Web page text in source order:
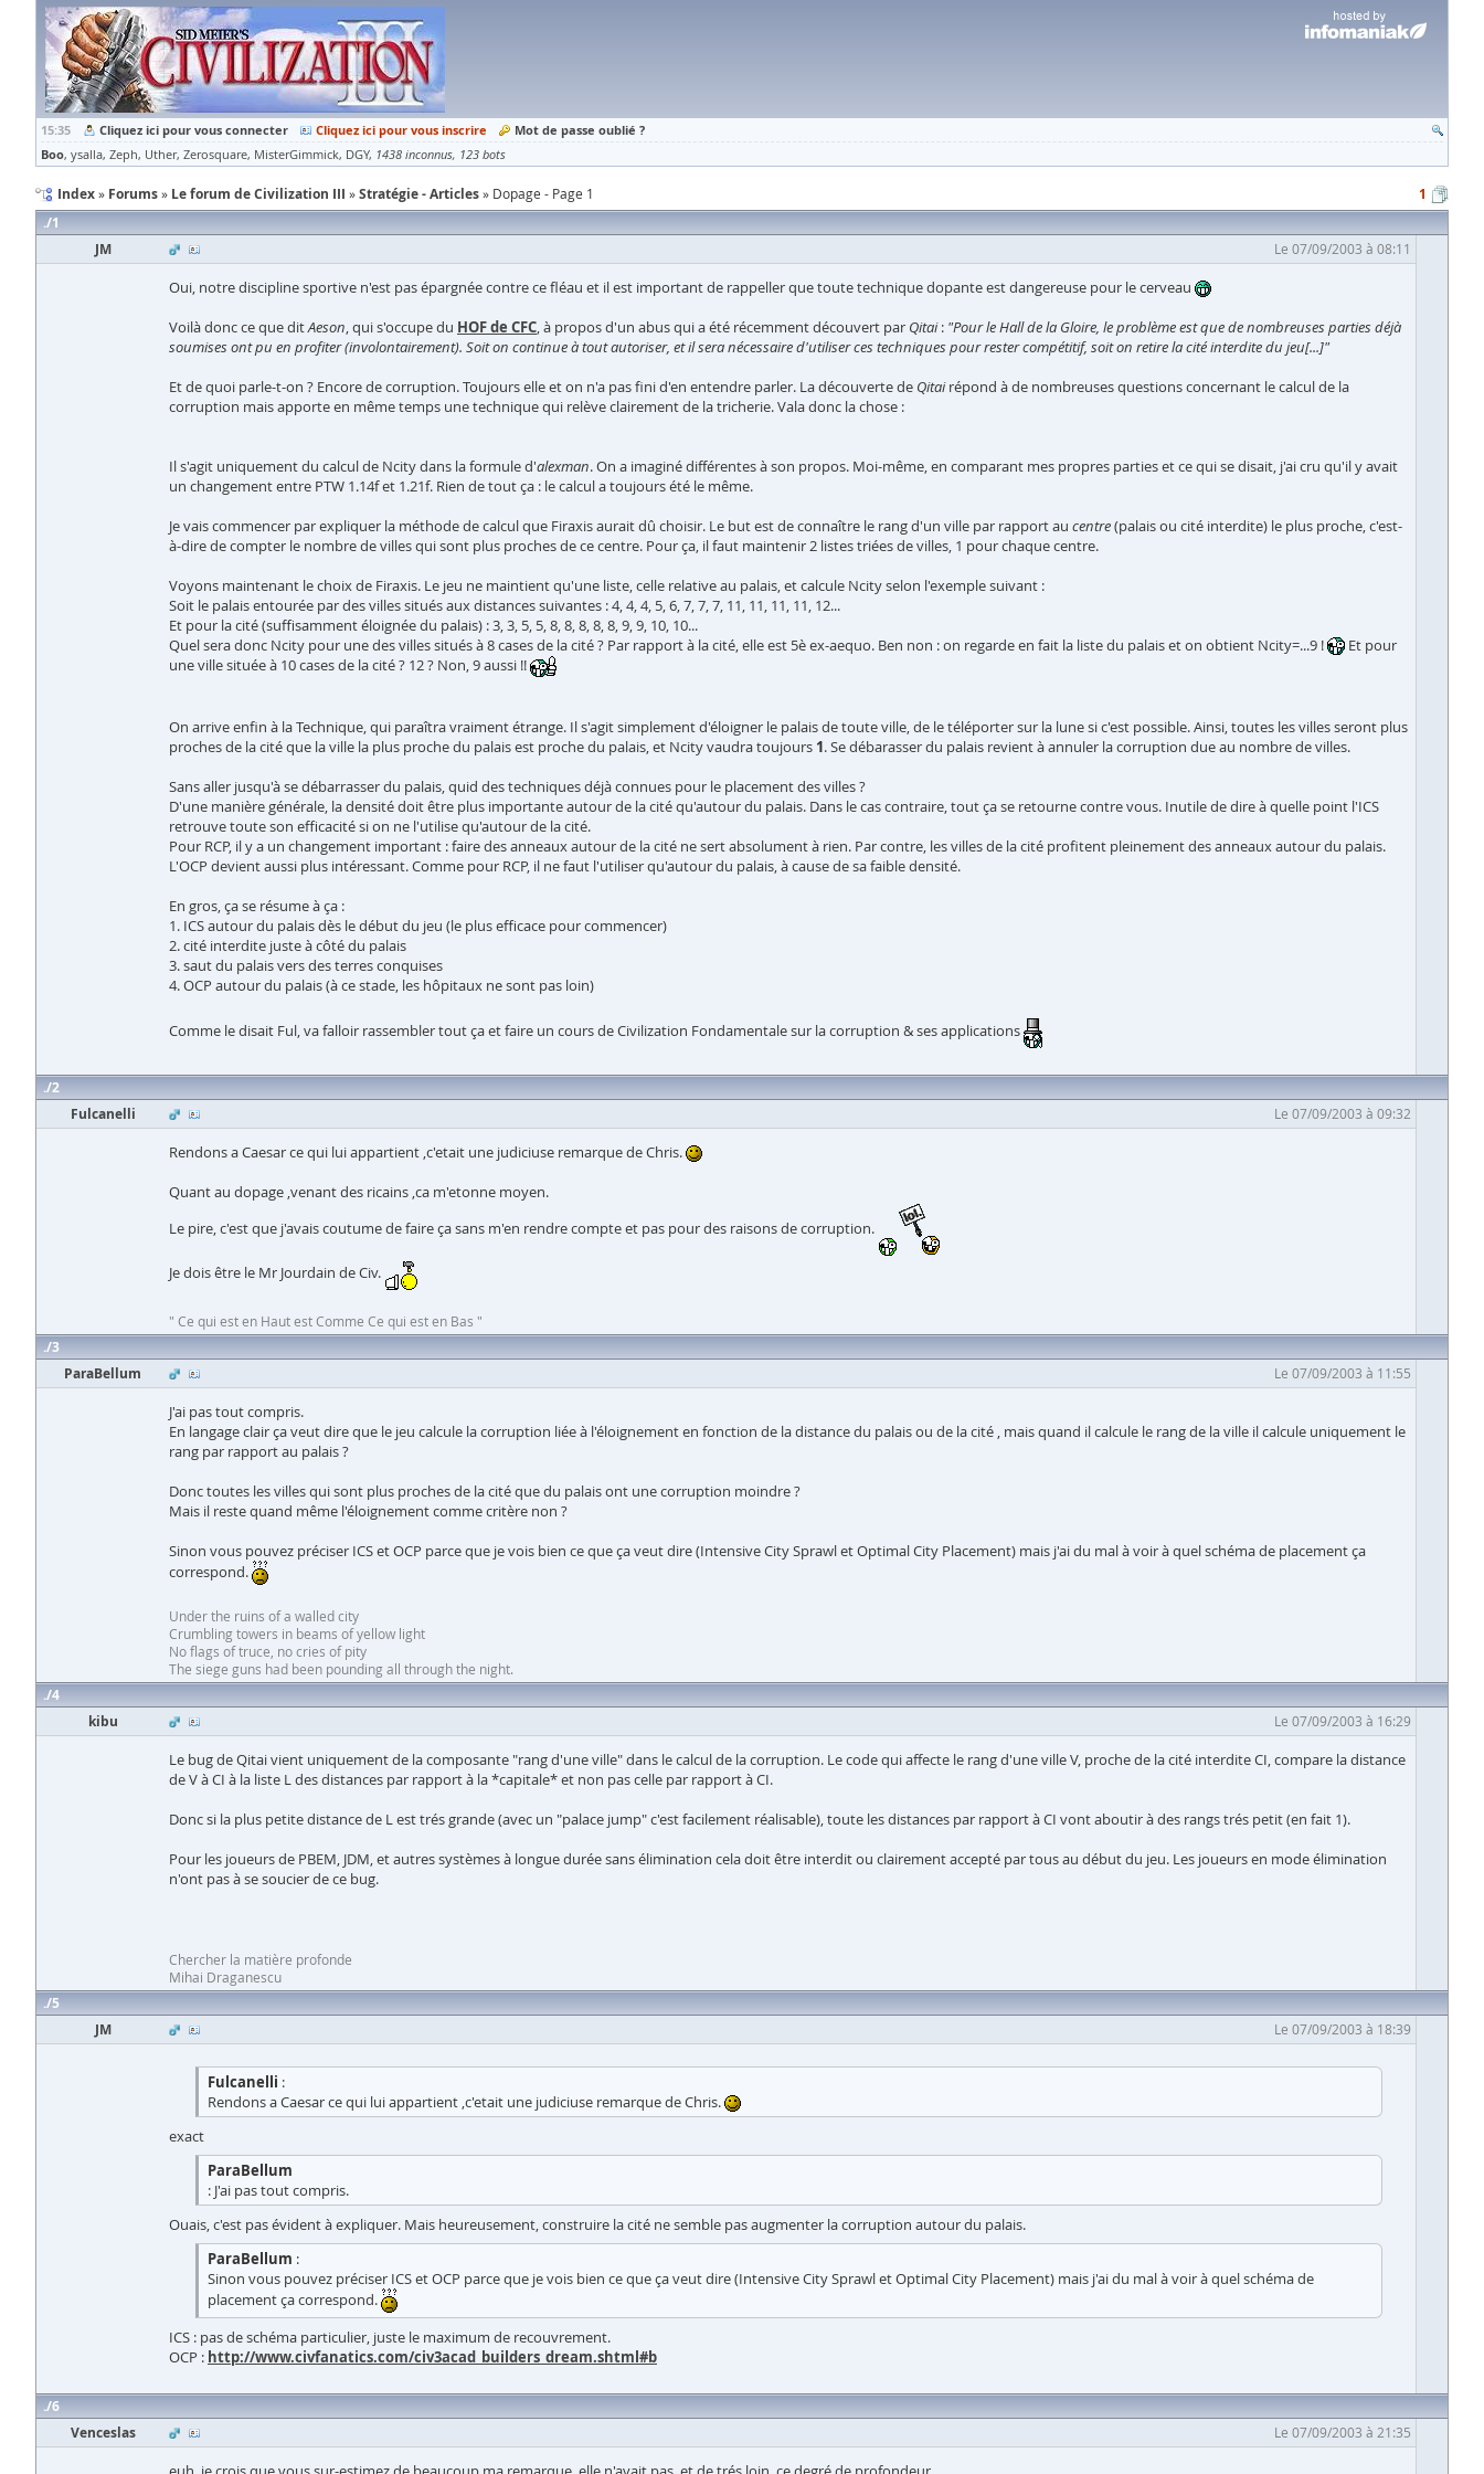
15:35 Cliquez ici pour vous connecter Cliquez ici pour vous inscrire
Mot de passe oublié ?
Boo ysalla Zeph Uther Zerosquare MisterGimmick DGY 1438 inconnus 123 bots
Index Forums Le forum de Civilization III Stratégie - Articles Dopage - Page 1
1
1
JM
Le 07/09/2003 à 08:11
Oui, notre discipline sportive n'est pas épargnée contre ce fléau et il est important de rappeller que toute technique dopante est dangereuse pour le cerveau
Voilà donc ce que ditAeson, qui s'occupe du HOF de CFC, à propos d'un abus qui a été récemment découvert par Qitai: "Pour le Hall de la Gloire, le problème est que de nombreuses parties déjà
soumises ont pu en profiter (involontairement). Soit on continue à tout autoriser, et il sera nécessaire d'utiliser ces techniques pour rester compétitif, soit on retire la cité interdite du jeu[...]"
Et de quoi parle-t-on ? Encore de corruption. Toujours elle et on n'a pas fini d'en entendre parler. La découverte de Qitairépond à de nombreuses questions concernant le calcul de la
corruption mais apporte en même temps une technique qui relève clairement de la tricherie. Vala donc la chose :
Il s'agit uniquement du calcul de Ncity dans la formule d'alexman. On a imaginé différentes à son propos. Moi-même, en comparant mes propres parties et ce qui se disait, j'ai cru qu'il y avait
un changement entre PTW 1.14f et 1.21f. Rien de tout ça : le calcul a toujours été le même.
Je vais commencer par expliquer la méthode de calcul que Firaxis aurait dû choisir. Le but est de connaître le rang d'un ville par rapport au centre(palais ou cité interdite) le plus proche, c'est-
à-dire de compter le nombre de villes qui sont plus proches de ce centre. Pour ça, il faut maintenir 2 listes triées de villes, 1 pour chaque centre.
Voyons maintenant le choix de Firaxis. Le jeu ne maintient qu'une liste, celle relative au palais, et calcule Ncity selon l'exemple suivant :
Soit le palais entourée par des villes situés aux distances suivantes : 4, 4, 4, 5, 6, 7, 7, 7, 11, 11, 11, 11, 12...
Et pour la cité (suffisamment éloignée du palais) : 3, 3, 5, 5, 8, 8, 8, 8, 8, 9, 9, 10, 10...
Quel sera donc Ncity pour une des villes situés à 8 cases de la cité ? Par rapport à la cité, elle est 5è ex-aequo. Ben non : on regarde en fait la liste du palais et on obtient Ncity=...9 !
Et pour
une ville située à 10 cases de la cité ? 12 ? Non, 9 aussi !!
On arrive enfin à la Technique, qui paraîtra vraiment étrange. Il s'agit simplement d'éloigner le palais de toute ville, de le téléporter sur la lune si c'est possible. Ainsi, toutes les villes seront plus
proches de la cité que la ville la plus proche du palais est proche du palais, et Ncity vaudra toujours 1. Se débarasser du palais revient à annuler la corruption due au nombre de villes.
Sans aller jusqu'à se débarrasser du palais, quid des techniques déjà connues pour le placement des villes ?
D'une manière générale, la densité doit être plus importante autour de la cité qu'autour du palais. Dans le cas contraire, tout ça se retourne contre vous. Inutile de dire à quelle point l'ICS
retrouve toute son efficacité si on ne l'utilise qu'autour de la cité.
Pour RCP, il y a un changement important : faire des anneaux autour de la cité ne sert absolument à rien. Par contre, les villes de la cité profitent pleinement des anneaux autour du palais.
L'OCP devient aussi plus intéressant. Comme pour RCP, il ne faut l'utiliser qu'autour du palais, à cause de sa faible densité.
En gros, ça se résume à ça :
1. ICS autour du palais dès le début du jeu (le plus efficace pour commencer)
2. cité interdite juste à côté du palais
3. saut du palais vers des terres conquises
4. OCP autour du palais (à ce stade, les hôpitaux ne sont pas loin)
Comme le disait Ful, va falloir rassembler tout ça et faire un cours de Civilization Fondamentale sur la corruption & ses applications
2
Fulcanelli
Le 07/09/2003 à 09:32
Rendons a Caesar ce qui lui appartient ,c'etait une judiciuse remarque de Chris.
Quant au dopage ,venant des ricains ,ca m'etonne moyen.
Le pire, c'est que j'avais coutume de faire ça sans m'en rendre compte et pas pour des raisons de corruption.
Je dois être le Mr Jourdain de Civ.
" Ce qui est en Haut est Comme Ce qui est en Bas "
3
ParaBellum
Le 07/09/2003 à 11:55
J'ai pas tout compris.
En langage clair ça veut dire que le jeu calcule la corruption liée à l'éloignement en fonction de la distance du palais ou de la cité , mais quand il calcule le rang de la ville il calcule uniquement le
rang par rapport au palais ?
Donc toutes les villes qui sont plus proches de la cité que du palais ont une corruption moindre ?
Mais il reste quand même l'éloignement comme critère non ?
Sinon vous pouvez préciser ICS et OCP parce que je vois bien ce que ça veut dire (Intensive City Sprawl et Optimal City Placement) mais j'ai du mal à voir à quel schéma de placement ça
correspond.
Under the ruins of a walled city
Crumbling towers in beams of yellow light
No flags of truce, no cries of pity
The siege guns had been pounding all through the night.
4
kibu
Le 07/09/2003 à 16:29
Le bug de Qitai vient uniquement de la composante "rang d'une ville" dans le calcul de la corruption. Le code qui affecte le rang d'une ville V, proche de la cité interdite CI, compare la distance
de V à CI à la liste L des distances par rapport à la *capitale* et non pas celle par rapport à CI.
Donc si la plus petite distance de L est trés grande (avec un "palace jump" c'est facilement réalisable), toute les distances par rapport à CI vont aboutir à des rangs trés petit (en fait 1).
Pour les joueurs de PBEM, JDM, et autres systèmes à longue durée sans élimination cela doit être interdit ou clairement accepté par tous au début du jeu. Les joueurs en mode élimination
n'ont pas à se soucier de ce bug.
Chercher la matière profonde
Mihai Draganescu
5
JM
Le 07/09/2003 à 18:39
Fulcanelli :
Rendons a Caesar ce qui lui appartient ,c'etait une judiciuse remarque de Chris.
exact
ParaBellum
: J'ai pas tout compris.
Ouais, c'est pas évident à expliquer. Mais heureusement, construire la cité ne semble pas augmenter la corruption autour du palais.
ParaBellum :
Sinon vous pouvez préciser ICS et OCP parce que je vois bien ce que ça veut dire (Intensive City Sprawl et Optimal City Placement) mais j'ai du mal à voir à quel schéma de
placement ça correspond.
ICS : pas de schéma particulier, juste le maximum de recouvrement.
OCP : http://www.civfanatics.com/civ3acad_builders_dream.shtml#b
6
Venceslas
Le 07/09/2003 à 21:35